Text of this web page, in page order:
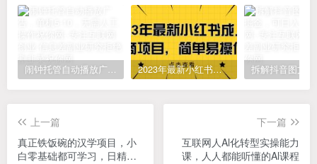
闹钟托管自动播放广告，单机5-10，无需人工操作 2023年最新小红书成人电商项目，简单易操作【详细教程】
上一篇
真正铁饭碗的汉学项目，小
白零基础都可学习，日精准
下一篇
互联网人Al化转型实操能力
课，人人都能听懂的Al课程